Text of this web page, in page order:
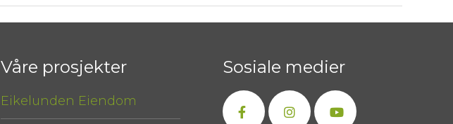
Våre prosjekter
Eikelunden Eiendom
Sosiale medier